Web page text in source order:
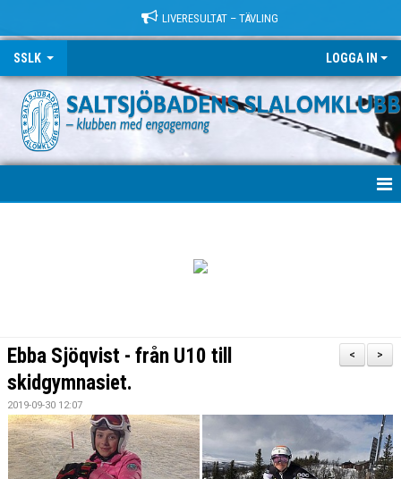
LIVERESULTAT – TÄVLING
SSLK LOGGA IN
TÄVLING
KALENDER
SALTISBACKEN
>
<
Ebba Sjöqvist - från U10 till
skidgymnasiet.
2019-09-30 12:07